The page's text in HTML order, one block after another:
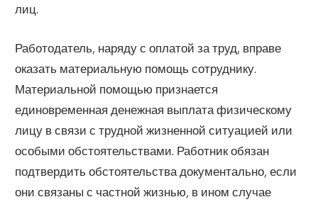
лиц.
Работодатель, наряду с оплатой за труд, вправе
оказать материальную помощь сотруднику.
Материальной помощью признается
единовременная денежная выплата физическому
лицу в связи с трудной жизненной ситуацией или
особыми обстоятельствами. Работник обязан
подтвердить обстоятельства документально, если
они связаны с частной жизнью, в ином случае